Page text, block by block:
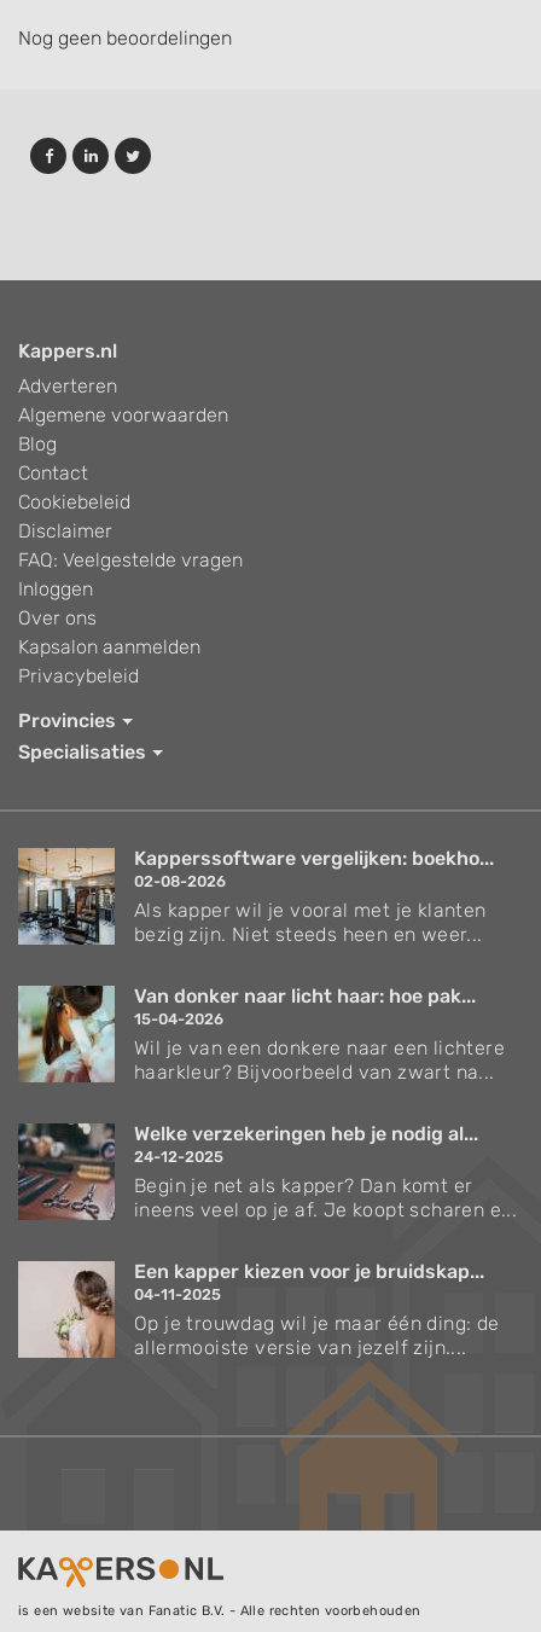
Nog geen beoordelingen
Kappers.nl
Adverteren
Algemene voorwaarden
Blog
Contact
Cookiebeleid
Disclaimer
FAQ: Veelgestelde vragen
Inloggen
Over ons
Kapsalon aanmelden
Privacybeleid
Provincies
Specialisaties
Kapperssoftware vergelijken: boekho...
02-08-2026
Als kapper wil je vooral met je klanten
bezig zijn. Niet steeds heen en weer...
Van donker naar licht haar: hoe pak...
15-04-2026
Wil je van een donkere naar een lichtere
haarkleur? Bijvoorbeeld van zwart na...
Welke verzekeringen heb je nodig al...
24-12-2025
Begin je net als kapper? Dan komt er
ineens veel op je af. Je koopt scharen e...
Een kapper kiezen voor je bruidskap...
04-11-2025
Op je trouwdag wil je maar één ding: de
allermooiste versie van jezelf zijn....
is een website van Fanatic B.V. - Alle rechten voorbehouden